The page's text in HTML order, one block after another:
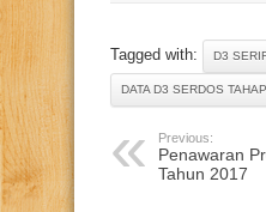
Tagged with: D3
DATA D3 SERDOS
Previous:
Penawaran
Tahun 2017